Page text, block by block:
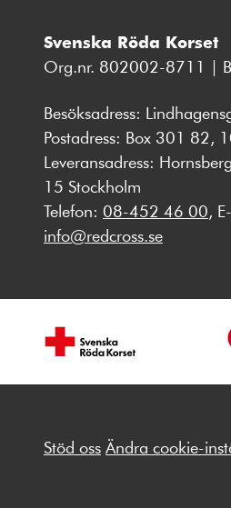
Svenska Röda Korset
Org.nr. 802002-8711 |
Besöksadress:
Postadress: Box 301 82,
Leveransadress:
15 Stockholm
Telefon: 08-452 46 00,
info@redcross.se
Stöd oss Ändra cookie-